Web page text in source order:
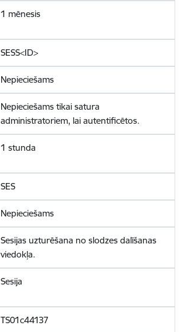
1 mēnesis
SESS<ID>
Nepieciešams
Nepieciešams tikai satura
administratoriem, lai autentificētos.
1 stunda
SES
Nepieciešams
Sesijas uzturēšana no slodzes dalīšanas
viedokļa.
Sesija
TS01c44137